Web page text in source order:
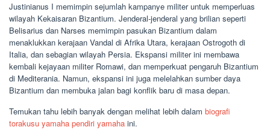
Justinianus I memimpin sejumlah kampanye militer untuk memperluas
wilayah Kekaisaran Bizantium. Jenderal-jenderal yang brilian seperti
Belisarius dan Narses memimpin pasukan Bizantium dalam
menaklukkan kerajaan Vandal di Afrika Utara, kerajaan Ostrogoth di
Italia, dan sebagian wilayah Persia. Ekspansi militer ini membawa
kembali kejayaan militer Romawi, dan memperkuat pengaruh Bizantium
di Mediterania. Namun, ekspansi ini juga melelahkan sumber daya
Bizantium dan membuka jalan bagi konflik baru di masa depan.
Temukan tahu lebih banyak dengan melihat lebih dalam biografi
torakusu yamaha pendiri yamaha ini.